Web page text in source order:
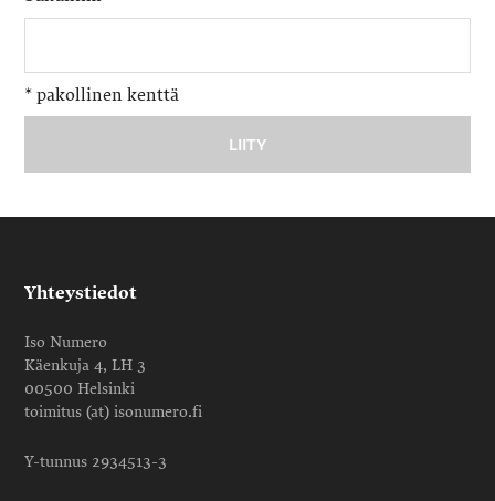
* pakollinen kenttä
Yhteystiedot
Iso Numero
Käenkuja 4, LH 3
00500 Helsinki
toimitus (at) isonumero.fi
Y-tunnus 2934513-3